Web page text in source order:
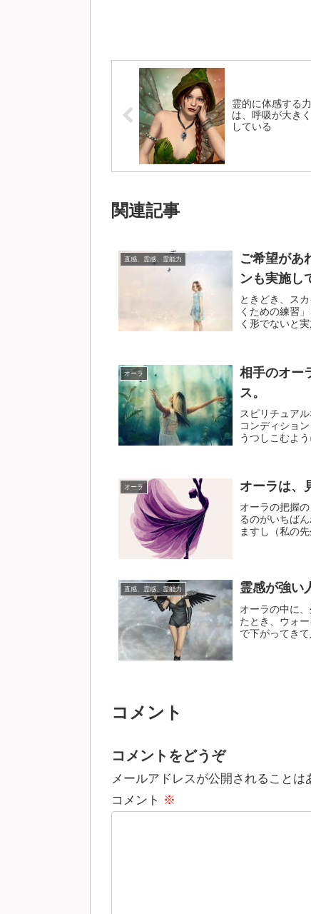
霊的に体感する
は、呼吸が大き
している
関連記事
直感、霊感、霊能力
ご希望があ
ンも実施し
ときどき、ス
くための練習
く形でないと
オーラ
相手のオー
ス。
スピリチュア
コンディショ
うつしこむよう
オーラ オーラは、
オーラの把握
るのがいちば
ますし（私の
直感、霊感、霊能力 霊感が強い
オーラの中に
たとき、ウォ
で下がってきて
コメント
コメントをどうぞ
メールアドレスが公開されることは
コメント ※